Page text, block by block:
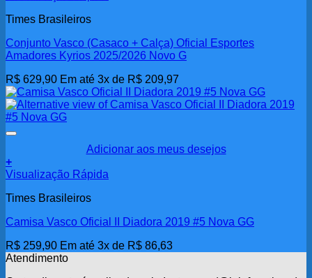
Times Brasileiros
Conjunto Vasco (Casaco + Calça) Oficial Esportes
Amadores Kyrios 2025/2026 Novo G
R$ 629,90 Em até 3x de R$ 209,97
Adicionar aos meus desejos
+
Visualização Rápida
Times Brasileiros
Camisa Vasco Oficial II Diadora 2019 #5 Nova GG
R$ 259,90 Em até 3x de R$ 86,63
Atendimento